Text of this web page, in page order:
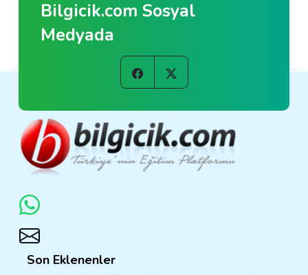
Bilgicik.com Sosyal
Medyada
Son Eklenenler